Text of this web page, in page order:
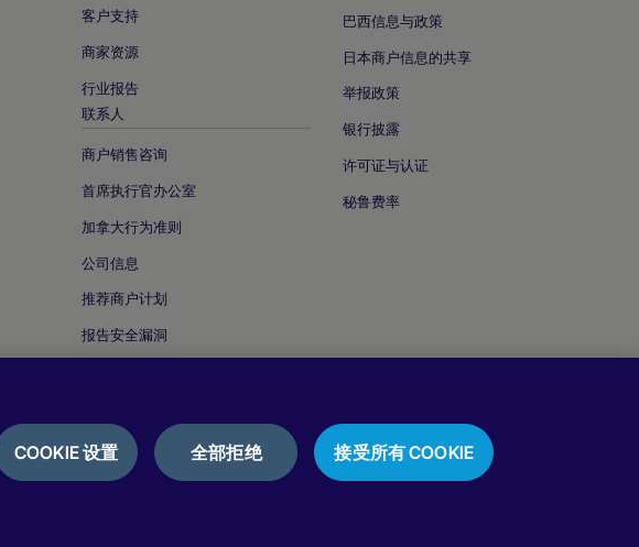
客户支持
商家资源
行业报告
联系人
商户销售咨询
首席执行官办公室
加拿大行为准则
公司信息
推荐商户计划
报告安全漏洞
巴西信息与政策
日本商户信息的共享
举报政策
银行披露
许可证与认证
秘鲁费率
隐私声明 Cookie 政策 使用条款
COOKIE 设置 全部拒绝 接受所有 COOKIE